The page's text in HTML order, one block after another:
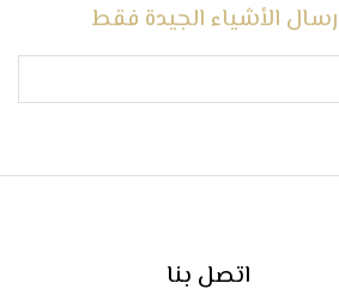
الأشياء الجيدة فقط
اتصل بنا